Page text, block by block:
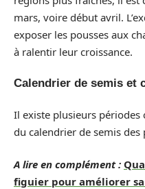
mars, voire début avril.
exposer les pousses aux
à ralentir leur croissance.
Calendrier de semis et
Il existe plusieurs périodes
du calendrier de semis des
A lire en complément :
figuier pour améliorer